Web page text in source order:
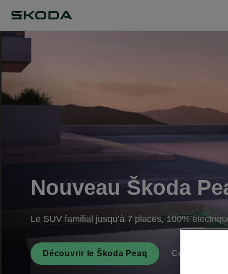
Nouveau Škoda
Le SUV familial jusqu’à 7 places, 100%
Découvrir le Škoda Peaq Configurez-le